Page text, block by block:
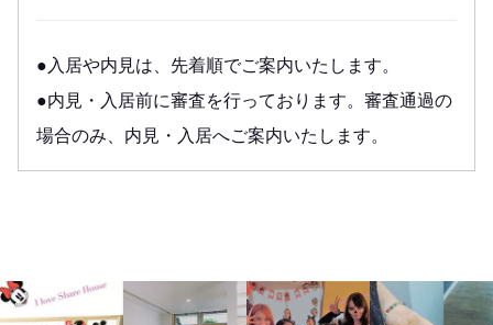
●入居や内見は、先着順でご案内いたします。
●内見・入居前に審査を行っております。審査通過の
場合のみ、内見・入居へご案内いたします。